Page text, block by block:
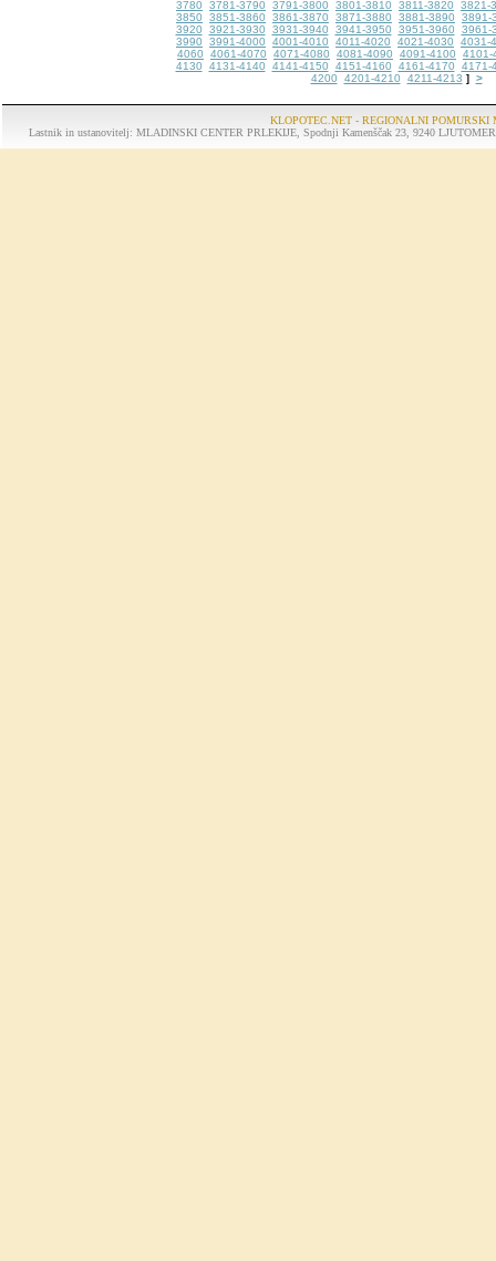
3780 3781-3790 3791-3800 3801-3810 3811-3820
3821-
3850
3851-3860 3861-3870 3871-3880 3881-3890
3891-
3920
3921-3930 3931-3940 3941-3950 3951-3960
3961-
3990
3991-4000 4001-4010 4011-4020 4021-4030
4031-
4060
4061-4070 4071-4080 4081-4090 4091-4100
4101-
4130
4131-4140 4141-4150 4151-4160 4161-4170
4171-
4200
4201-4210 4211-4213 ] >
KLOPOTEC.NET - REGIONALNI POMURSKI
Lastnik in ustanovitelj: MLADINSKI CENTER PRLEKIJE, Spodnji Kamenščak 23, 9240